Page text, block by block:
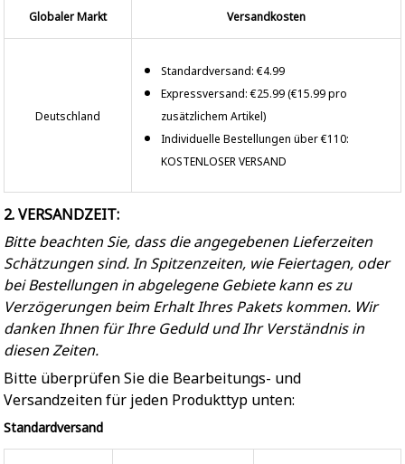
Globaler Markt Versandkosten
Deutschland
Standardversand: €4.99
Expressversand: €25.99 (€15.99 pro
zusätzlichem Artikel)
Individuelle Bestellungen über €110:
KOSTENLOSER VERSAND
2. VERSANDZEIT:
Bitte beachten Sie, dass die angegebenen Lieferzeiten
Schätzungen sind. In Spitzenzeiten, wie Feiertagen, oder
bei Bestellungen in abgelegene Gebiete kann es zu
Verzögerungen beim Erhalt Ihres Pakets kommen. Wir
danken Ihnen für Ihre Geduld und Ihr Verständnis in
diesen Zeiten.
Bitte überprüfen Sie die Bearbeitungs- und
Versandzeiten für jeden Produkttyp unten:
Standardversand